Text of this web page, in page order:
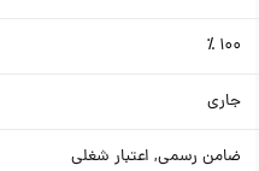
جاری
ضامن رسمی, اعتبار شغلی